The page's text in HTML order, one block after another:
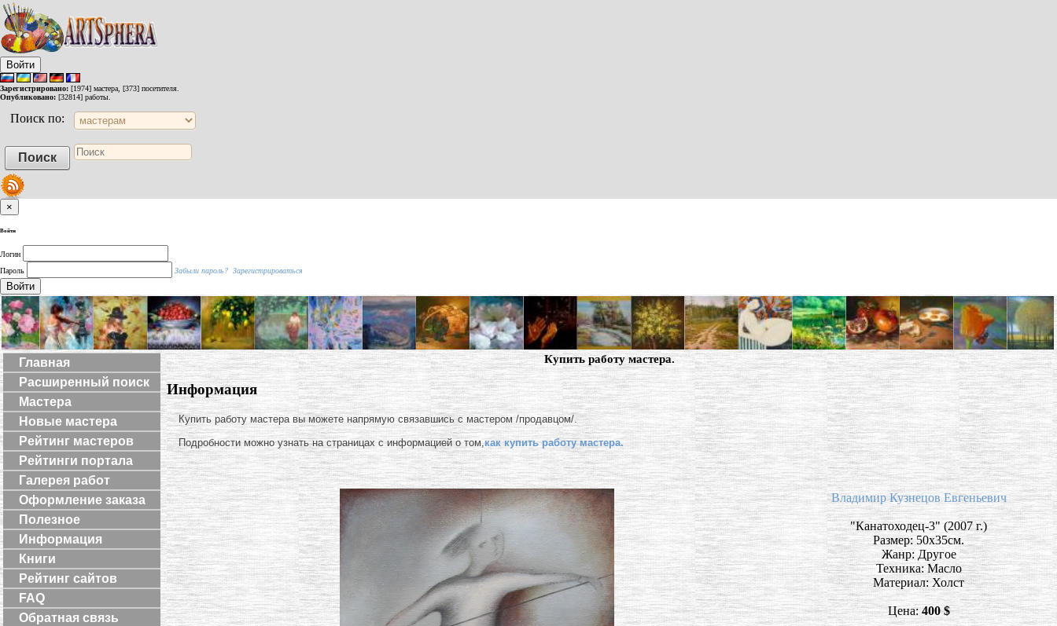
Войти
Зарегистрировано: [1974] мастера, [373] посетителя.
Опубликовано: [32814] работы.
Поиск по:
×
Войти
Логин
Пароль
Забыли пароль? Зарегистрироваться
Войти
Главная
Расширенный поиск
Мастера
Новые мастера
Рейтинг мастеров
Рейтинги портала
Галерея работ
Оформление заказа
Полезное
Информация
Книги
Рейтинг сайтов
FAQ
Обратная связь
Купить работу мастера.
Информация
Купить работу мастера вы можете напрямую связавшись с мастером /продавцом/.
Подробности можно узнать на страницах с информацией о том,как купить работу мастера.
Владимир Кузнецов Евгеньевич
"Канатоходец-3" (2007 г.)
Размер: 50х35см.
Жанр: Другое
Техника: Масло
Материал: Холст
Цена: 400 $